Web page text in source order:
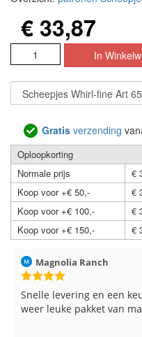
€ 33,87
Gratis verzending
Oploopkorting
Normale prijs
€
Koop voor +€ 50,-
€
Koop voor +€ 100,-
€
Koop voor +€ 150,-
€
Magnolia Ranch
Snelle levering en een
weer leuke pakket van